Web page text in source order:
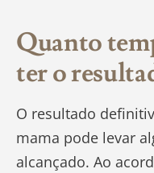
Quanto
ter o
O resultado
mama pode levar
alcançado. Ao